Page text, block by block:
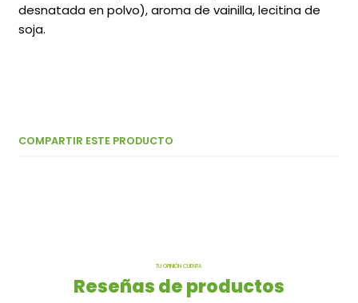
desnatada en polvo), aroma de vainilla, lecitina de
soja.
COMPARTIR ESTE PRODUCTO
TU OPINIÓN CUENTA
Reseñas de productos